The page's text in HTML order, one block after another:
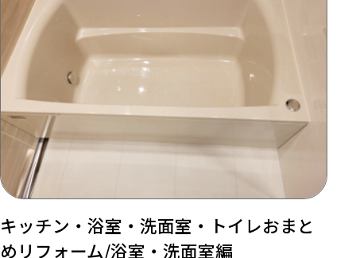
キッチン・浴室・洗面室・トイレおまと
めリフォーム/浴室・洗面室編